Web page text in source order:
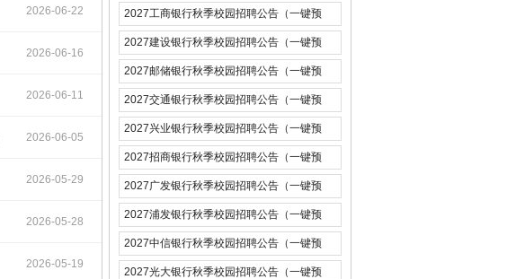
15:39:08
2026-06-22
17:43:37
2026-06-16
15:08:43
2026-06-11
16:11:37
2026-06-05
15:13:00
2026-05-29
17:02:49
2026-05-28
15:50:37
2026-05-19
约）
2027工商银行秋季校园招聘公告（一键预
约）
2027建设银行秋季校园招聘公告（一键预
约）
2027邮储银行秋季校园招聘公告（一键预
约）
2027交通银行秋季校园招聘公告（一键预
约）
2027兴业银行秋季校园招聘公告（一键预
约）
2027招商银行秋季校园招聘公告（一键预
约）
2027广发银行秋季校园招聘公告（一键预
约）
2027浦发银行秋季校园招聘公告（一键预
约）
2027中信银行秋季校园招聘公告（一键预
约）
2027光大银行秋季校园招聘公告（一键预